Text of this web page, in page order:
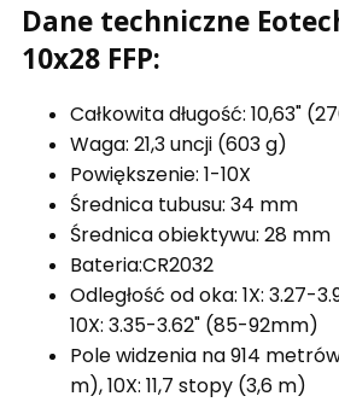
Dane techniczne
10x28 FFP:
Całkowita długość: 10,63"
Waga: 21,3 uncji (603 g)
Powiększenie: 1-10X
Średnica tubusu: 34 mm
Średnica obiektywu: 28 mm
Bateria:CR2032
Odległość od oka: 1X: 3.27-
10X: 3.35-3.62" (85-92mm)
Pole widzenia na 914
m), 10X: 11,7 stopy (3,6 m)